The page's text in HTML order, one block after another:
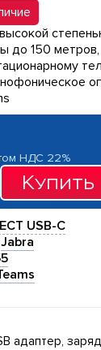
до 150
НДС 22%
Купить
USB-C
Jabra
адаптер,